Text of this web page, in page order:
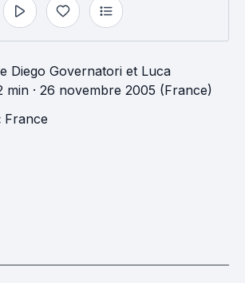
Diego Governatori et Luca
min · 26 novembre 2005 (France)
France